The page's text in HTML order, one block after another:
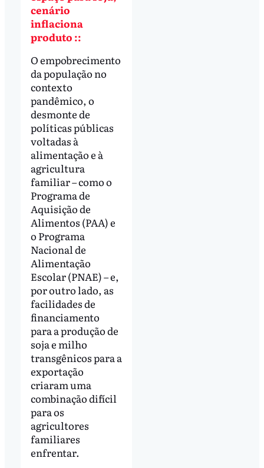
cenário
inflaciona
produto ::
O empobrecimento
da população no
contexto
pandêmico, o
desmonte de
políticas públicas
voltadas à
alimentação e à
agricultura
familiar – como o
Programa de
Aquisição de
Alimentos (PAA) e
o Programa
Nacional de
Alimentação
Escolar (PNAE) – e,
por outro lado, as
facilidades de
financiamento
para a produção de
soja e milho
transgênicos para a
exportação
criaram uma
combinação difícil
para os
agricultores
familiares
enfrentar.